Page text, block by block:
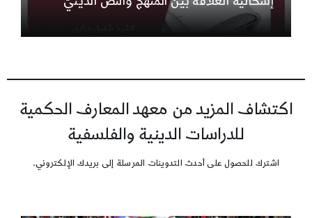
اكتشاف المزيد من معهد المعارف الحكمية
للدراسات الدينية والفلسفية
اشترك للحصول على أحدث التدوينات المرسلة إلى بريدك الإلكتروني.